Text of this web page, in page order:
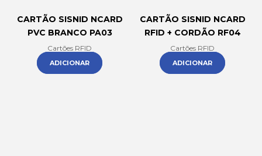
CARTÃO SISNID NCARD
PVC BRANCO PA03
Cartões RFID
ADICIONAR
CARTÃO SISNID NCARD
RFID + CORDÃO RF04
Cartões RFID
ADICIONAR